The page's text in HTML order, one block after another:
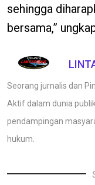
sehingga
bersama,”
Seorang jurnalis dan
Aktif dalam dunia
pendampingan
hukum.